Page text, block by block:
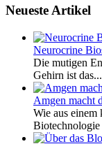
Neueste Artikel
Neurocrine
Die mutigen
Gehirn ist das...
Amgen macht
Wie aus einem